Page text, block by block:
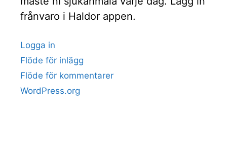
frånvaro i Haldor appen.
Logga in
Flöde för inlägg
Flöde för kommentarer
WordPress.org